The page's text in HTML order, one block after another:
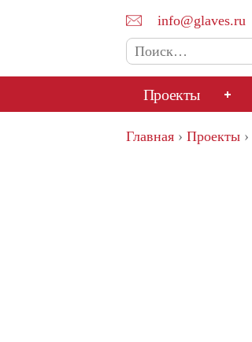
info@glaves.ru
Найти:
Проекты
Главная › Проекты ›